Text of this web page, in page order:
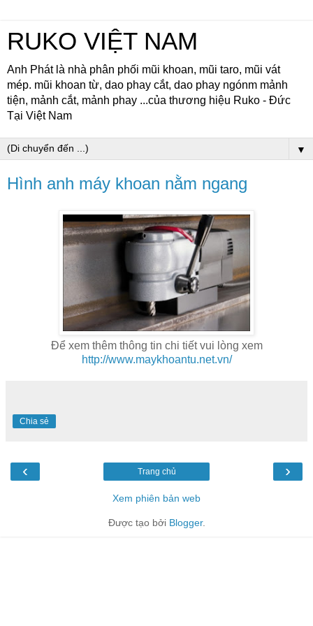
RUKO VIỆT NAM
Anh Phát là nhà phân phối mũi khoan, mũi taro, mũi vát
mép. mũi khoan từ, dao phay cắt, dao phay ngónm mảnh
tiện, mảnh cắt, mảnh phay ...của thương hiệu Ruko - Đức
Tại Việt Nam
▼
Hình anh máy khoan nằm ngang
Để xem thêm thông tin chi tiết vui lòng xem
http://www.maykhoantu.net.vn/
Chia sẻ
‹ ›
Trang chủ
Xem phiên bản web
Được tạo bởi Blogger.